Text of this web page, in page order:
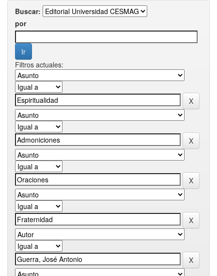
Buscar:
por
Filtros actuales: